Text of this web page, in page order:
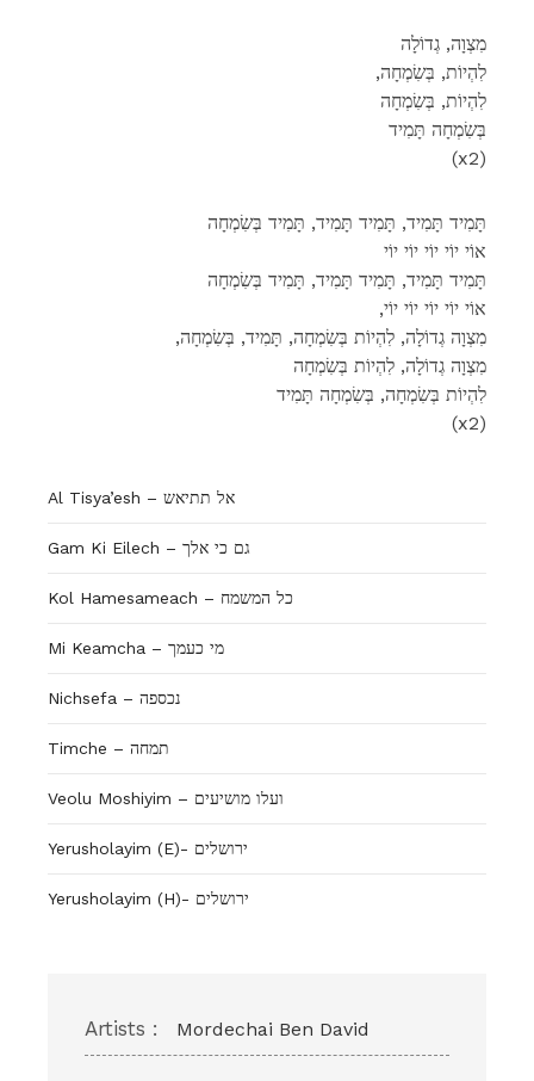
מִצְוָה, גְדוֹלָה
,לִהְיוֹת, בְּשִׂמְחָה
לִהְיוֹת, בְּשִׂמְחָה
בְּשִׂמְחָה תָּמִיד
(x2)
תָּמִיד תָּמִיד, תָּמִיד תָּמִיד, תָּמִיד בְּשִׂמְחָה
אוֹי יוֹי יוֹי יוֹי יוֹי
תָּמִיד תָּמִיד, תָּמִיד תָּמִיד, תָּמִיד בְּשִׂמְחָה
,אוֹי יוֹי יוֹי יוֹי יוֹי
,מִצְוָה גְדוֹלָה, לִהְיוֹת בְּשִׂמְחָה, תָּמִיד, בְּשִׂמְחָה
מִצְוָה גְדוֹלָה, לִהְיוֹת בְּשִׂמְחָה
לִהְיוֹת בְּשִׂמְחָה, בְּשִׂמְחָה תָּמִיד
(x2)
Al Tisya’esh – אל תתיאש
Gam Ki Eilech – גם כי אלך
Kol Hamesameach – כל המשמח
Mi Keamcha – מי כעמך
Nichsefa – נכספה
Timche – תמחה
Veolu Moshiyim – ועלו מושיעים
Yerusholayim (E)- ירושלים
Yerusholayim (H)- ירושלים
Artists : Mordechai Ben David